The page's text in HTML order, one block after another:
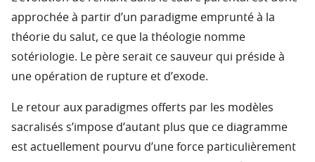
approchée à partir d’un paradigme emprunté à la
théorie du salut, ce que la théologie nomme
sotériologie. Le père serait ce sauveur qui préside à
une opération de rupture et d’exode.
Le retour aux paradigmes offerts par les modèles
sacralisés s’impose d’autant plus que ce diagramme
est actuellement pourvu d’une force particulièrement